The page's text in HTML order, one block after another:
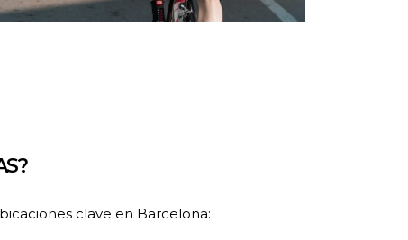
clave en Barcelona: